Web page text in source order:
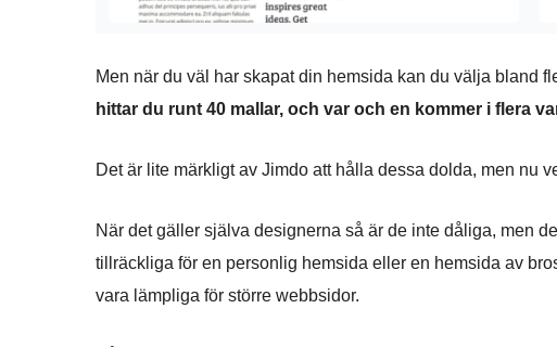
Men när du väl har skapat din hemsida kan du välja bland
hittar du runt 40 mallar, och var och en kommer i flera
Det är lite märkligt av Jimdo att hålla dessa dolda, men nu
När det gäller själva designerna så är de inte dåliga, men
tillräckliga för en personlig hemsida eller en hemsida av
vara lämpliga för större webbsidor.